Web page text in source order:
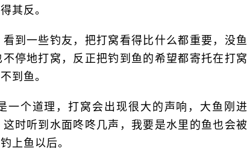
其反。
到一些钓友，把打窝看得比什么都重要，没鱼
停地打窝，反正把钓到鱼的希望都寄托在打窝
到鱼。
一个道理，打窝会出现很大的声响，大鱼刚进
时听到水面咚咚几声，我要是水里的鱼也会被
上鱼以后。